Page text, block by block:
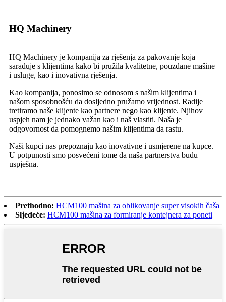
HQ Machinery
HQ Machinery je kompanija za rješenja za pakovanje koja
sarađuje s klijentima kako bi pružila kvalitetne, pouzdane mašine
i usluge, kao i inovativna rješenja.
Kao kompanija, ponosimo se odnosom s našim klijentima i
našom sposobnošću da dosljedno pružamo vrijednost. Radije
tretiramo naše klijente kao partnere nego kao klijente. Njihov
uspjeh nam je jednako važan kao i naš vlastiti. Naša je
odgovornost da pomognemo našim klijentima da rastu.
Naši kupci nas prepoznaju kao inovativne i usmjerene na kupce.
U potpunosti smo posvećeni tome da naša partnerstva budu
uspješna.
Prethodno: HCM100 mašina za oblikovanje super visokih čaša
Sljedeće: HCM100 mašina za formiranje kontejnera za poneti